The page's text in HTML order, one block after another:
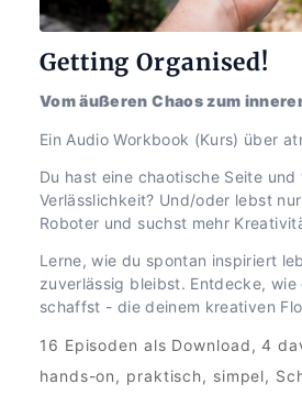
Getting Organised!
Vom äußeren Chaos zum
Ein Audio Workbook (Kurs) über
Du hast eine chaotische Seite
Verlässlichkeit? Und/oder lebst
Roboter und suchst mehr
Lerne, wie du spontan inspiriert
zuverlässig bleibst. Entdecke,
schaffst - die deinem kreativen
16 Episoden als Download, 4
hands-on, praktisch, simpel,